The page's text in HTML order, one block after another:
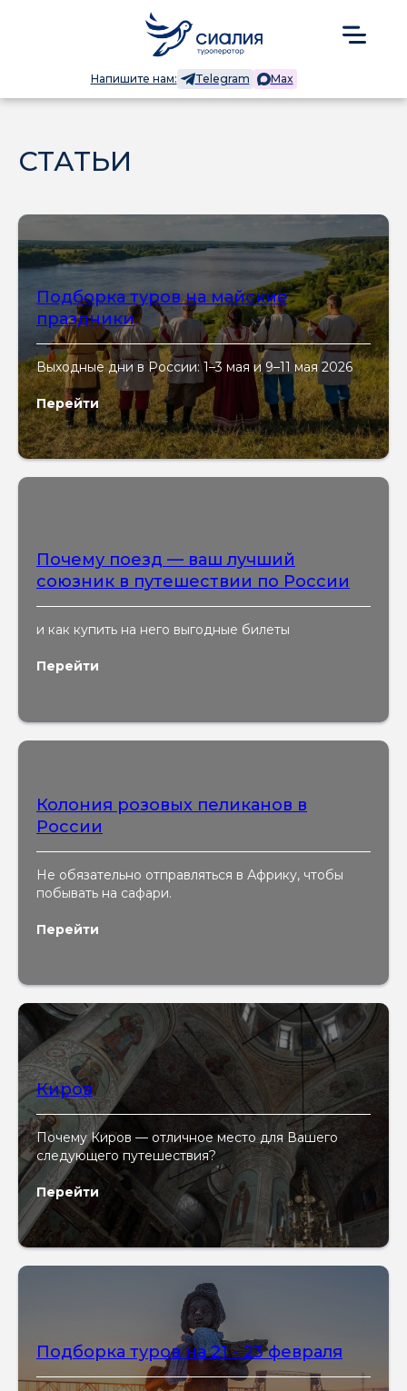
Напишите нам: Telegram Max
СТАТЬИ
Подборка туров на майские
праздники
Выходные дни в России: 1–3 мая и 9–11 мая 2026
Перейти
Почему поезд — ваш лучший
союзник в путешествии по России
и как купить на него выгодные билеты
Перейти
Колония розовых пеликанов в
России
Не обязательно отправляться в Африку, чтобы
побывать на сафари.
Перейти
Киров
Почему Киров — отличное место для Вашего
следующего путешествия?
Перейти
Подборка туров на 21 - 23 февраля